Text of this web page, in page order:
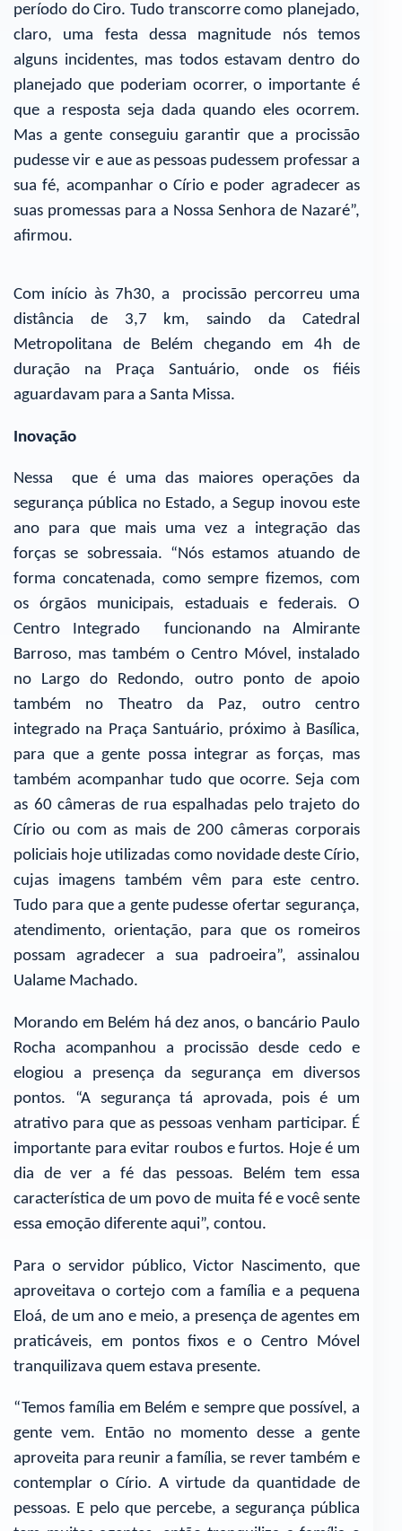
período do Ciro. Tudo transcorre como planejado,
claro, uma festa dessa magnitude nós temos
alguns incidentes, mas todos estavam dentro do
planejado que poderiam ocorrer, o importante é
que a resposta seja dada quando eles ocorrem.
Mas a gente conseguiu garantir que a procissão
pudesse vir e aue as pessoas pudessem professar a
sua fé, acompanhar o Círio e poder agradecer as
suas promessas para a Nossa Senhora de Nazaré”,
afirmou.
Com início às 7h30, a procissão percorreu uma
distância de 3,7 km, saindo da Catedral
Metropolitana de Belém chegando em 4h de
duração na Praça Santuário, onde os fiéis
aguardavam para a Santa Missa.
Inovação
Nessa que é uma das maiores operações da
segurança pública no Estado, a Segup inovou este
ano para que mais uma vez a integração das
forças se sobressaia. “Nós estamos atuando de
forma concatenada, como sempre fizemos, com
os órgãos municipais, estaduais e federais. O
Centro Integrado funcionando na Almirante
Barroso, mas também o Centro Móvel, instalado
no Largo do Redondo, outro ponto de apoio
também no Theatro da Paz, outro centro
integrado na Praça Santuário, próximo à Basílica,
para que a gente possa integrar as forças, mas
também acompanhar tudo que ocorre. Seja com
as 60 câmeras de rua espalhadas pelo trajeto do
Círio ou com as mais de 200 câmeras corporais
policiais hoje utilizadas como novidade deste Círio,
cujas imagens também vêm para este centro.
Tudo para que a gente pudesse ofertar segurança,
atendimento, orientação, para que os romeiros
possam agradecer a sua padroeira”, assinalou
Ualame Machado.
Morando em Belém há dez anos, o bancário Paulo
Rocha acompanhou a procissão desde cedo e
elogiou a presença da segurança em diversos
pontos. “A segurança tá aprovada, pois é um
atrativo para que as pessoas venham participar. É
importante para evitar roubos e furtos. Hoje é um
dia de ver a fé das pessoas. Belém tem essa
característica de um povo de muita fé e você sente
essa emoção diferente aqui”, contou.
Para o servidor público, Victor Nascimento, que
aproveitava o cortejo com a família e a pequena
Eloá, de um ano e meio, a presença de agentes em
praticáveis, em pontos fixos e o Centro Móvel
tranquilizava quem estava presente.
“Temos família em Belém e sempre que possível, a
gente vem. Então no momento desse a gente
aproveita para reunir a família, se rever também e
contemplar o Círio. A virtude da quantidade de
pessoas. E pelo que percebe, a segurança pública